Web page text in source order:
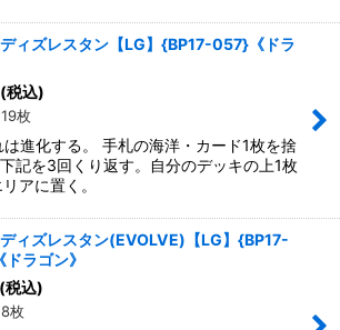
ィズレスタン【LG】{BP17-057}《ドラ
(税込)
枚
は進化する。 手札の海洋・カード1枚を捨
記を3回くり返す。自分のデッキの上1枚
アに置く。
ィズレスタン(EVOLVE)【LG】{BP17-
ラゴン》
(税込)
枚